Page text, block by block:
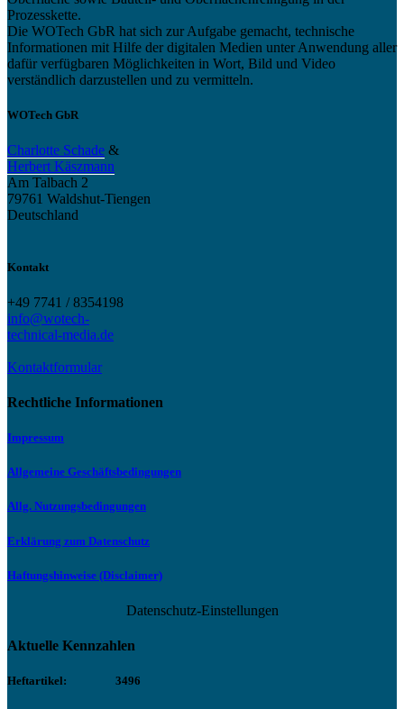
Prozesskette.
Die WOTech GbR hat sich zur Aufgabe gemacht, technische
Informationen mit Hilfe der digitalen Medien unter Anwendung aller
dafür verfügbaren Möglichkeiten in Wort, Bild und Video
verständlich darzustellen und zu vermitteln.
WOTech GbR
Charlotte Schade &
Herbert Käszmann
Am Talbach 2
79761 Waldshut-Tiengen
Deutschland
Kontakt
+49 7741 / 8354198
info@wotech-
technical-media.de
Kontaktformular
Rechtliche Informationen
Impressum
Allgemeine Geschäftsbedingungen
Allg. Nutzungsbedingungen
Erklärung zum Datenschutz
Haftungshinweise (Disclaimer)
Datenschutz-Einstellungen
Aktuelle Kennzahlen
Heftartikel: 3496